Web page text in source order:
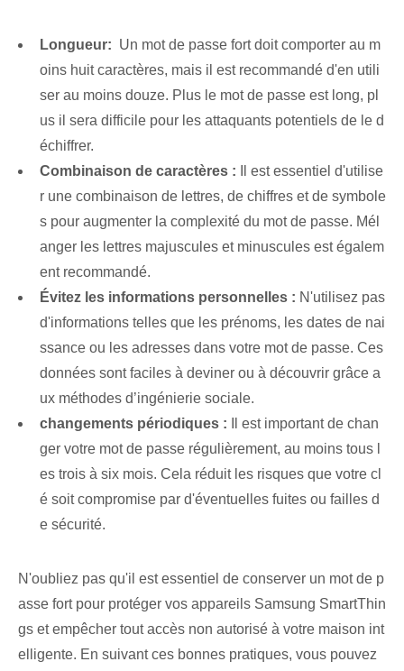
Longueur: ⁤ Un mot de passe fort doit⁤ comporter au m
oins huit caractères, mais il est recommandé d'en utili
ser⁢ au moins‌ douze. Plus le mot de passe est long, pl
us il sera difficile pour les attaquants potentiels de le d
échiffrer.
Combinaison de caractères : ⁤Il est essentiel d'utilise
r une combinaison de lettres, de chiffres et de symbole
s pour augmenter la complexité du mot de passe. Mél
anger les lettres majuscules et minuscules est égalem
ent recommandé.
Évitez les informations personnelles : N'utilisez pas
d'informations telles que les prénoms, les dates de nai
ssance ou les adresses dans votre mot de passe. Ces
données sont faciles à deviner ou à découvrir grâce a
ux méthodes d’ingénierie sociale.
changements périodiques : Il est important de chan
ger votre mot de passe régulièrement, au moins tous l
es trois à six mois. ‌Cela réduit les risques que votre cl
é soit compromise par d'éventuelles fuites ou failles d
e sécurité.
N'oubliez pas qu'il est essentiel de conserver un mot de p
asse fort pour protéger vos appareils Samsung SmartThin
gs et empêcher tout accès non autorisé à votre maison int
elligente. En suivant ces bonnes pratiques, vous pouvez